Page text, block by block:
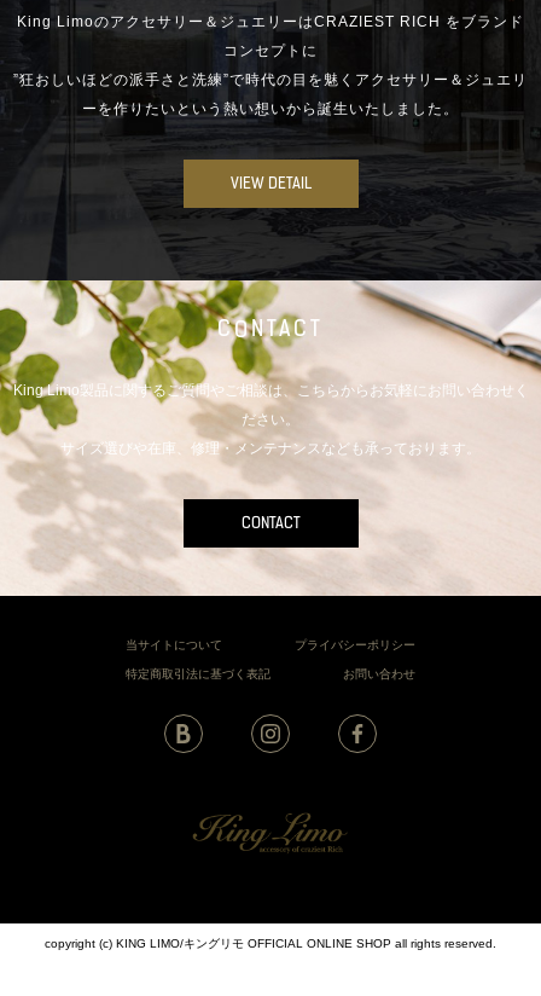
King Limoのアクセサリー＆ジュエリーはCRAZIEST RICH をブランド
コンセプトに
”狂おしいほどの派手さと洗練”で時代の目を魅くアクセサリー＆ジュエリ
ーを作りたいという熱い想いから誕生いたしました。
VIEW DETAIL
CONTACT
King Limo製品に関するご質問やご相談は、こちらからお気軽にお問い合わせく
ださい。
サイズ選びや在庫、修理・メンテナンスなども承っております。
CONTACT
当サイトについて プライバシーポリシー
特定商取引法に基づく表記 お問い合わせ
copyright (c) KING LIMO/キングリモ OFFICIAL ONLINE SHOP all rights reserved.